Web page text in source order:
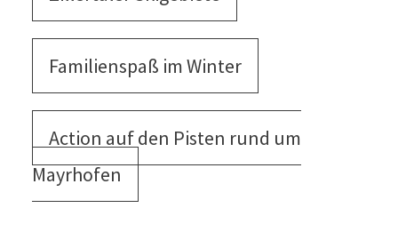
Familienspaß im Winter
Action auf den Pisten rund um
Mayrhofen